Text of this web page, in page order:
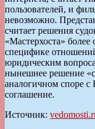
пользователей, и
невозможно.
считает решения
«Мастерхоста»
специфике
юридическим
нынешнее решение
аналогичном споре
соглашение.
Источник: